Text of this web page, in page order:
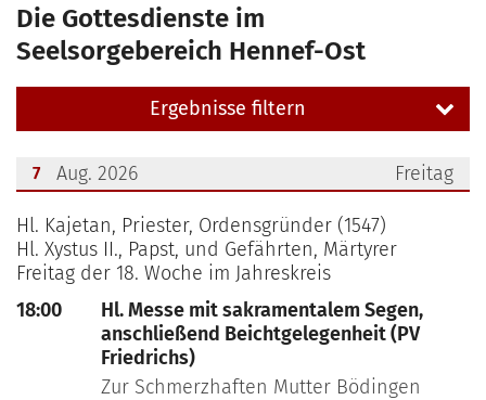
Die Gottesdienste im
Seelsorgebereich Hennef-Ost
Ergebnisse filtern
Freitag
7
Aug. 2026
???msg.page.sr.date??? 7. August 2026
Hl. Kajetan, Priester, Ordensgründer (1547)
Hl. Xystus II., Papst, und Gefährten, Märtyrer
Freitag der 18. Woche im Jahreskreis
18:00
Hl. Messe mit sakramentalem Segen,
anschließend Beichtgelegenheit (PV
Friedrichs)
Zur Schmerzhaften Mutter Bödingen